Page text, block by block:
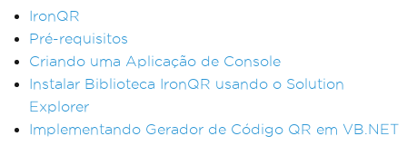
IronQR
Pré-requisitos
Criando uma Aplicação de Console
Instalar Biblioteca IronQR usando o Solution
Explorer
Implementando Gerador de Código QR em VB.NET